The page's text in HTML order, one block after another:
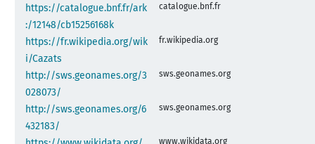
https://catalogue.bnf.fr/ark
:/12148/cb15256168k
catalogue.bnf.fr
https://fr.wikipedia.org/wik
i/Cazats
fr.wikipedia.org
http://sws.geonames.org/3
028073/
sws.geonames.org
http://sws.geonames.org/6
432183/
sws.geonames.org
www.wikidata.org